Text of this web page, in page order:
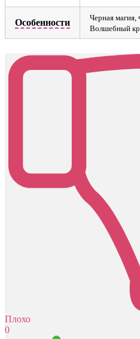
Особенности
Черная магия,
Волшебный
Плохо
0